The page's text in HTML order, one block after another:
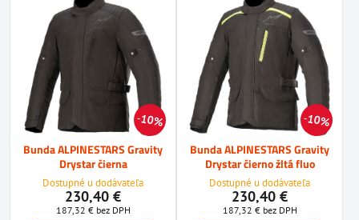
10%
Bunda ALPINESTARS Gravity
Drystar čierna
Dostupné u dodávateľa
230,40 €
187,32 € bez DPH
10%
Bunda ALPINESTARS Gravity
Drystar čierno žltá fluo
Dostupné u dodávateľa
230,40 €
187,32 € bez DPH